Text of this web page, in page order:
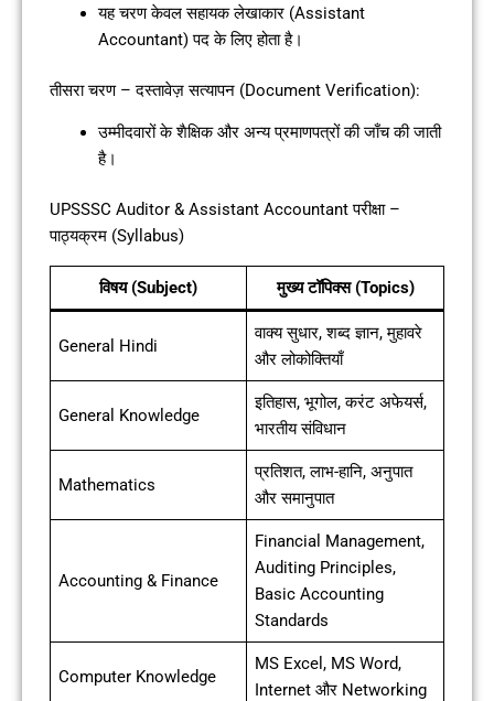
यह चरण केवल सहायक लेखाकार (Assistant
Accountant) पद के लिए होता है।
तीसरा चरण – दस्तावेज़ सत्यापन (Document Verification):
उम्मीदवारों के शैक्षिक और अन्य प्रमाणपत्रों की जाँच की जाती
है।
UPSSSC Auditor & Assistant Accountant परीक्षा –
पाठ्यक्रम (Syllabus)
विषय (Subject) मुख्य टॉपिक्स (Topics)
General Hindi
वाक्य सुधार, शब्द ज्ञान, मुहावरे
और लोकोक्तियाँ
General Knowledge
इतिहास, भूगोल, करंट अफेयर्स,
भारतीय संविधान
Mathematics
प्रतिशत, लाभ-हानि, अनुपात
और समानुपात
Accounting & Finance
Financial Management,
Auditing Principles,
Basic Accounting
Standards
Computer Knowledge
MS Excel, MS Word,
Internet और Networking